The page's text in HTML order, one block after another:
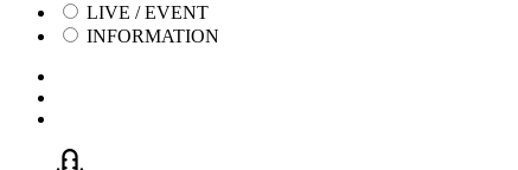
LIVE / EVENT
INFORMATION